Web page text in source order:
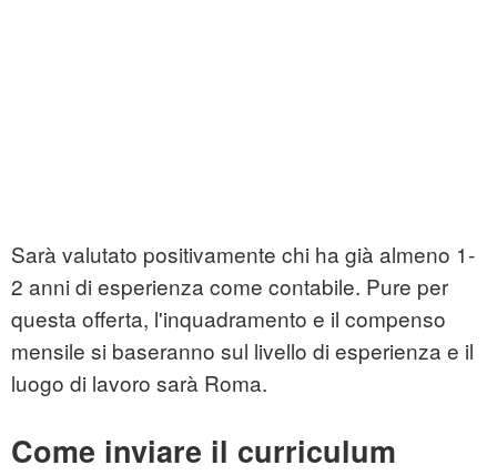
Sarà valutato positivamente chi ha già almeno 1-
2 anni di esperienza come contabile. Pure per
questa offerta, l'inquadramento e il compenso
mensile si baseranno sul livello di esperienza e il
luogo di lavoro sarà Roma.
Come inviare il curriculum